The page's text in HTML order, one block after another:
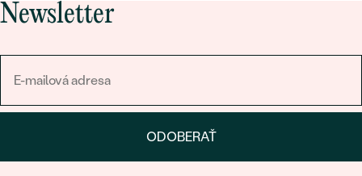
Newsletter
ODOBERAŤ